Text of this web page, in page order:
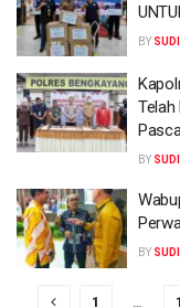
BY
Telah
BY
BY
1